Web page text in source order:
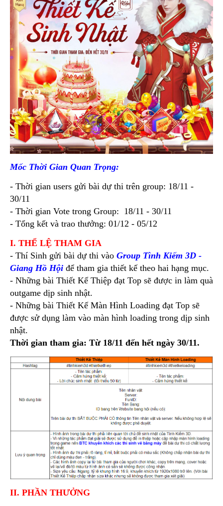
Mốc Thời Gian Quan Trọng:
- Thời gian users gửi bài dự thi trên group: 18/11 -
30/11
- Thời gian Vote trong Group: 18/11 - 30/11
- Tổng kết và trao thưởng: 01/12 - 05/12
I. THỂ LỆ THAM GIA
- Thí Sinh gửi bài dự thi vào Group Tình Kiếm 3D -
Giang Hồ Hội để tham gia thiết kế theo hai hạng mục.
- Những bài Thiết Kế Thiệp đạt Top sẽ được in làm quà
outgame dịp sinh nhật.
- Những bài Thiết Kế Màn Hình Loading đạt Top sẽ
được sử dụng làm vào màn hình loading trong dịp sinh
nhật.
Thời gian tham gia: Từ 18/11 đến hết ngày 30/11.
II. PHẦN THƯỞNG